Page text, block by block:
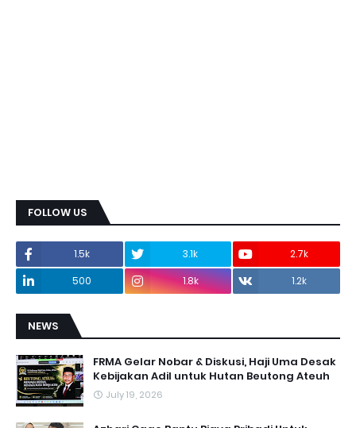
FOLLOW US
1.5k 3.1k
2.7k
500
1.8k 1.2k
NEWS
FRMA Gelar Nobar & Diskusi, Haji Uma Desak
Kebijakan Adil untuk Hutan Beutong Ateuh
July 19, 2026